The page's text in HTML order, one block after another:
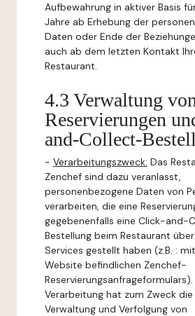
Aufbewahrung in aktiver Basis
Jahre ab Erhebung der
Daten oder Ende der
auch ab dem letzten Kontakt
Restaurant.
4.3 Verwaltung von
Reservierungen
and-Collect-
- Verarbeitungszweck: Das
Zenchef sind dazu veranlasst,
personenbezogene Daten von
verarbeiten, die eine
gegebenenfalls eine Click-and-
Bestellung beim Restaurant
Services gestellt haben (z.B. :
Website befindlichen Zenchef-
Reservierungsanfrageformulars).
Verarbeitung hat zum Zweck die
Verwaltung und Verfolgung von